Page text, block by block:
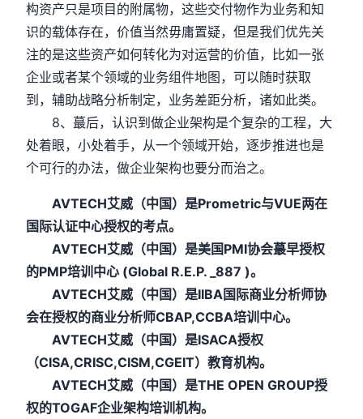
构资产只是项目的附属物，这些交付物作为业务和知
识的载体存在，价值当然毋庸置疑，但是我们优先关
注的是这些资产如何转化为对运营的价值，比如一张
企业或者某个领域的业务组件地图，可以随时获取
到，辅助战略分析制定，业务差距分析，诸如此类。
8、蕞后，认识到做企业架构是个复杂的工程，大
处着眼，小处着手，从一个领域开始，逐步推进也是
个可行的办法，做企业架构也要分而治之。
AVTECH艾威（中国）是Prometric与VUE两在
国际认证中心授权的考点。
AVTECH艾威（中国）是美国PMI协会蕞早授权
的PMP培训中心 (Global R.E.P. _887 )。
AVTECH艾威（中国）是IIBA国际商业分析师协
会在授权的商业分析师CBAP,CCBA培训中心。
AVTECH艾威（中国）是ISACA授权
（CISA,CRISC,CISM,CGEIT）教育机构。
AVTECH艾威（中国）是THE OPEN GROUP授
权的TOGAF企业架构培训机构。